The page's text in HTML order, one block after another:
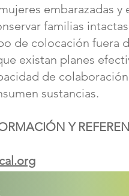
embarazadas
familias
de colocación fuera
existan planes
de
sustancias.
Y